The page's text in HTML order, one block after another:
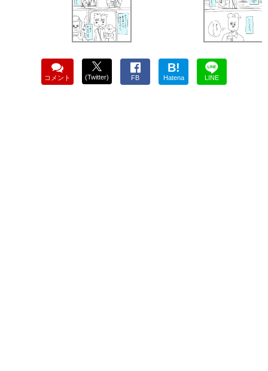
コメント (Twitter) FB
B!
Hatena LINE